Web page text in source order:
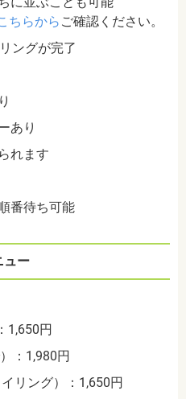
ちらから ご確認ください。
ングが完了
あり
れます
番待ち可能
ュー
1,650円
：1,980円
リング）：1,650円